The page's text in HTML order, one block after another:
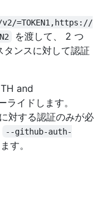
v2/=TOKEN1,https://
を渡して、 2 つ
ンスに対して認証
and
ライドします。
対する認証のみが必
--github-auth-
す。